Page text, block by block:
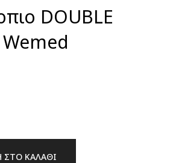
DOUBLE
ΣΤΟ ΚΑΛΆΘΙ